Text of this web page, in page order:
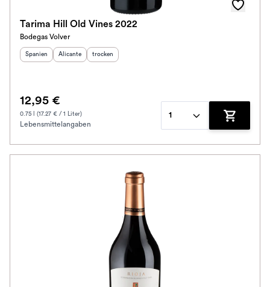
Tarima Hill Old Vines 2022
Bodegas Volver
Herkunftsland :
Spanien Herkunftsregion:
Alicante Geschmack
trocken
12,95 €
0.75 l (17.27 € / 1 Liter)
Lebensmittelangaben
1
Zum